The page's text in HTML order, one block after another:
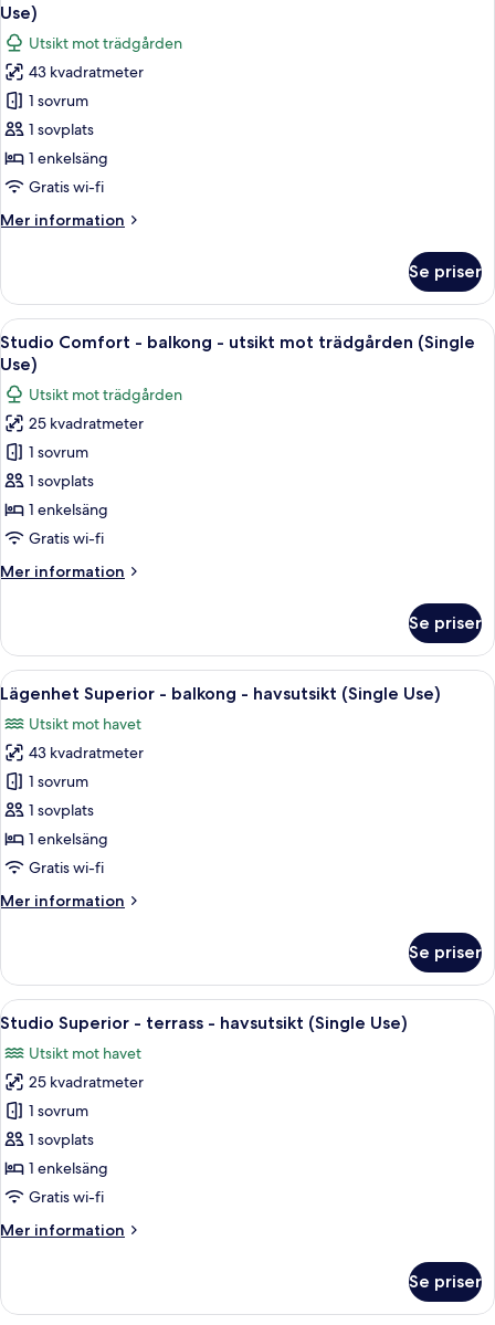
-
havsutsikt
foton
för
Lägenhet
Comfort
-
terrass
-
mot
Use)
Use)
Utsikt mot trädgården
43 kvadratmeter
1 sovrum
1 sovplats
1 enkelsäng
Gratis wi-fi
Mer information
Mer
Comfort
terrass
-
utsikt
mot
trädgården
(Single
Use)
Se priser
Öppna
alla
foton
för
Studio
Comfort
-
balkong
-
mot
Use)
En uteplats med ett bord och stolar,
7
Studio Comfort - balkong - utsikt mot trädgården (Single
Use)
Utsikt mot trädgården
25 kvadratmeter
1 sovrum
1 sovplats
1 enkelsäng
Gratis wi-fi
Mer information
Mer
Comfort
balkong
utsikt
mot
trädgården
(Single
Use)
Se priser
Öppna
alla
foton
för
Lägenhet
Superior
-
balkong
havsutsikt
Ett bord med en vinflaska och två
7
Lägenhet Superior - balkong - havsutsikt (Single Use)
Utsikt mot havet
43 kvadratmeter
1 sovrum
1 sovplats
1 enkelsäng
Gratis wi-fi
Mer information
Mer
Superior
balkong
havsutsikt
(Single
Use)
Se priser
Öppna
alla
foton
för
Studio
Superior
-
terrass
havsutsikt
Ett modernt hotellrum med en
5
Studio Superior - terrass - havsutsikt (Single Use)
Utsikt mot havet
25 kvadratmeter
1 sovrum
1 sovplats
1 enkelsäng
Gratis wi-fi
Mer information
Mer
Superior
Se priser